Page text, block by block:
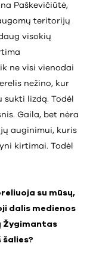
Paškevičiūtė,
teritorijų
visokių
ne visi vienodai
nežino, kur
lizdą. Todėl
Gaila, bet nėra
auginimui, kuris
kirtimai. Todėl
su mūsų,
dalis medienos
Žygimantas
šalies?